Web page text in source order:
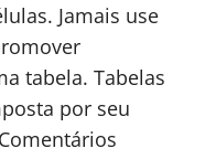
Jamais use
tabela. Tabelas
por seu